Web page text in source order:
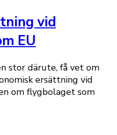
vid
EU
stor därute, få vet om
ersättning vid
om flygbolaget som